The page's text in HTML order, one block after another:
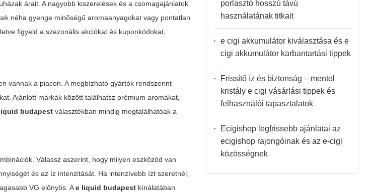
árait. A nagyobb kiszerelések és a csomagajánlatok
néha gyenge minőségű aromaanyagokat vagy pontatlan
figyeld a szezonális akciókat és kuponkódokat,
vannak a piacon. A megbízható gyártók rendszerint
Ajánlott márkák között találhatsz prémium aromákat,
budapest választékban mindig megtalálhatóak a
Válassz aszerint, hogy milyen eszközöd van
és az íz intenzitását. Ha intenzívebb ízt szeretnél,
VG előnyös. Ae liquid budapest kínálatában
porlasztó hosszú távú
használatának titkait
e cigi akkumulátor kiválasztása és e
cigi akkumulátor karbantartási tippek
Frissítő íz és biztonság – mentol
kristály e cigi vásárlási tippek és
felhasználói tapasztalatok
Ecigishop legfrissebb ajánlatai az
ecigishop rajongóinak és az e-cigi
közösségnek